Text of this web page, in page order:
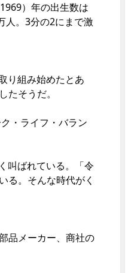
）年の出生数は
人。3分の2にまで激
り組み始めたとあ
そうだ。
・ライフ・バラン
叫ばれている。「令
る。そんな時代がく
品メーカー、商社の